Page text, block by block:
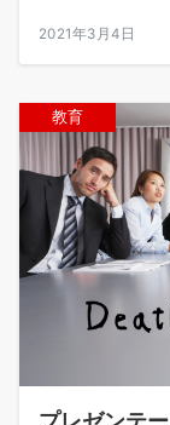
2021年3月4日
教育